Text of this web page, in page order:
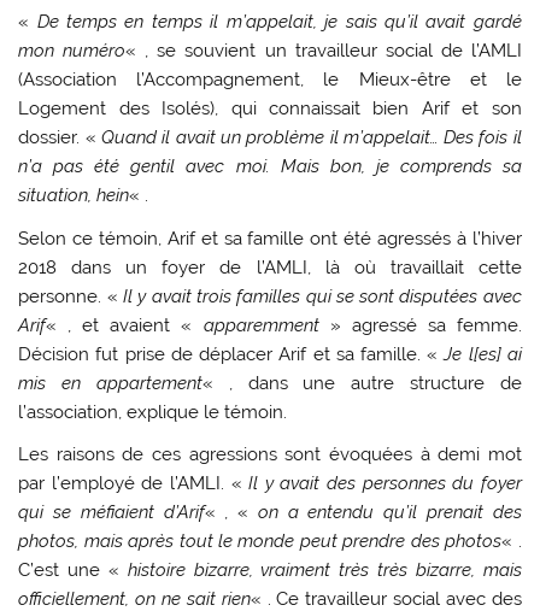
« De temps en temps il m’appelait, je sais qu’il avait gardé
mon numéro« , se souvient un travailleur social de l’AMLI
(Association l’Accompagnement, le Mieux-être et le
Logement des Isolés), qui connaissait bien Arif et son
dossier. « Quand il avait un problème il m’appelait… Des fois il
n’a pas été gentil avec moi. Mais bon, je comprends sa
situation, hein« .
Selon ce témoin, Arif et sa famille ont été agressés à l’hiver
2018 dans un foyer de l’AMLI, là où travaillait cette
personne. « Il y avait trois familles qui se sont disputées avec
Arif« , et avaient « apparemment» agressé sa femme.
Décision fut prise de déplacer Arif et sa famille. «Je l[es] ai
mis en appartement« , dans une autre structure de
l’association, explique le témoin.
Les raisons de ces agressions sont évoquées à demi mot
par l’employé de l’AMLI. «Il y avait des personnes du foyer
qui se méfiaient d’Arif« , « on a entendu qu’il prenait des
photos, mais après tout le monde peut prendre des photos« .
C’est une « histoire bizarre, vraiment très très bizarre, mais
officiellement, on ne sait rien« . Ce travailleur social avec des